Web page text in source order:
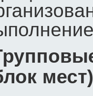
мест)